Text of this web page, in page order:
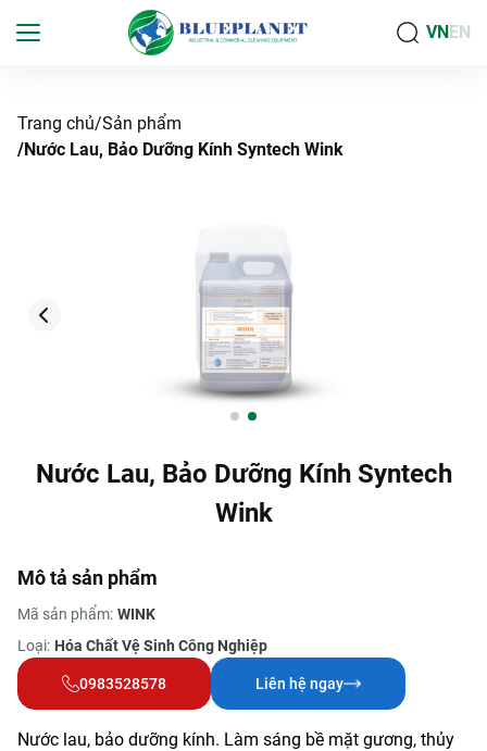
VNEN
Trang chủ Sản phẩm
Nước Lau, Bảo Dưỡng Kính Syntech Wink
Nước Lau, Bảo Dưỡng Kính Syntech
Wink
Mô tả sản phẩm
Mã sản phẩm: WINK
Loại: Hóa Chất Vệ Sinh Công Nghiệp
0983528578 Liên hệ ngay
Nước lau, bảo dưỡng kính. Làm sáng bề mặt gương, thủy